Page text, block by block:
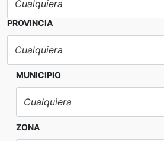
PROVINCIA
MUNICIPIO
ZONA